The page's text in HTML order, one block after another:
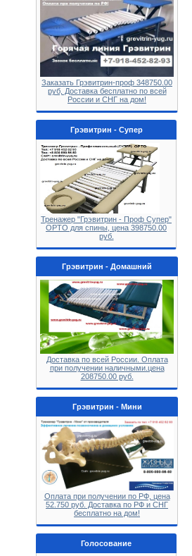
Заказать Грэвитрин-проф 348750.00
руб, Доставка бесплатно по всей
России и СНГ на дом!
Грэвитрин - Супер
Тренажер "Грэвитрин - Проф Супер"
ОРТО для спины, цена 398750.00
руб.
Грэвитрин - Домашний
Доставка по всей России. Оплата
при получении наличными.цена
208750.00 руб.
Грэвитрин - Мини
Оплата при получении по РФ, цена
52.750 руб. Доставка по РФ и СНГ
бесплатно на дом!
Голосование